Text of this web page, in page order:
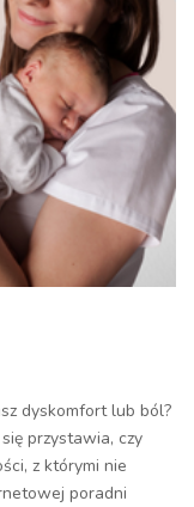
dyskomfort lub ból?
przystawia, czy
z którymi nie
poradni